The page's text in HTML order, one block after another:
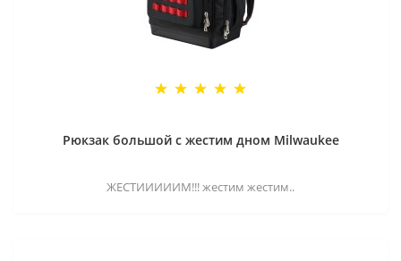
Рюкзак большой с жестим дном Milwaukee
ЖЕСТИИИИИМ!!! жестим жестим..